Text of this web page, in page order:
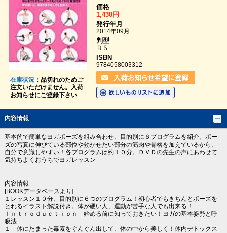
在庫状況：品切れのためご
注文いただけません。入荷
お知らせにご登録下さい
価格
1,430円
発行年月
2014年09月
判型
Ｂ５
ISBN
9784058003312
内容情報
基本的で簡単なヨガポーズを組み合わせ、目的別に６プログラムを紹介。ポー
ズの写真に伸びている部位や効かせたい部分の筋肉や骨格を加えているから、
自分で意識しやすい！各プログラムは約１０分。ＤＶＤの先生の声にあわせて
気持ちよくおうちでヨガレッスン
内容情報
[BOOKデータベースより]
１レッスン１０分、目的別に６つのプログラム！初心者でもきちんとポーズを
とれるイラスト解説付き。体が硬い人、運動が苦手な人でも出来る！
Ｉｎｔｒｏｄｕｃｔｉｏｎ 始める前に知っておきたい！ヨガの基本姿勢と呼
吸法
１ 体にたまった毒素をぐんぐん出して、体の中から美しく！体内デトックス